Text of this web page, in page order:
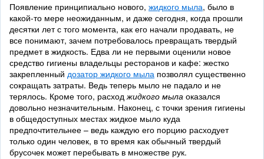
Появление принципиально нового, жидкого мыла, было в
какой-то мере неожиданным, и даже сегодня, когда прошли
десятки лет с того момента, как его начали продавать, не
все понимают, зачем потребовалось превращать твердый
предмет в жидкость. Едва ли не первыми оценили новое
средство гигиены владельцы ресторанов и кафе: жестко
закрепленный дозатор жидкого мыла позволял существенно
сокращать затраты. Ведь теперь мыло не падало и не
терялось. Кроме того, расходжидкого мыла оказался
довольно незначительным. Наконец, с точки зрения гигиены
в общедоступных местах жидкое мыло куда
предпочтительнее – ведь каждую его порцию расходует
только один человек, в то время как обычный твердый
брусочек может перебывать в множестве рук.